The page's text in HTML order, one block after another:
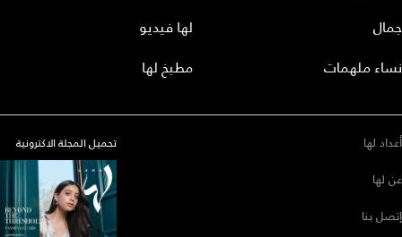
جمال
نساء ملهمات
لها فيديو
مطبخ لها
أعداد لها
عن لها
إتصل بنا
تحميل المجلة الاكترونية